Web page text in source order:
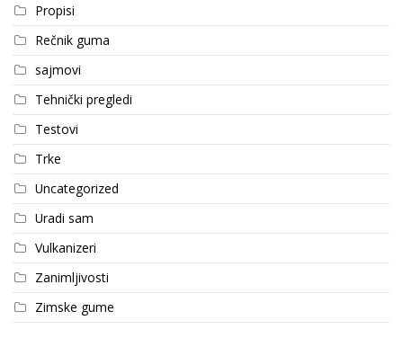
Propisi
Rečnik guma
sajmovi
Tehnički pregledi
Testovi
Trke
Uncategorized
Uradi sam
Vulkanizeri
Zanimljivosti
Zimske gume